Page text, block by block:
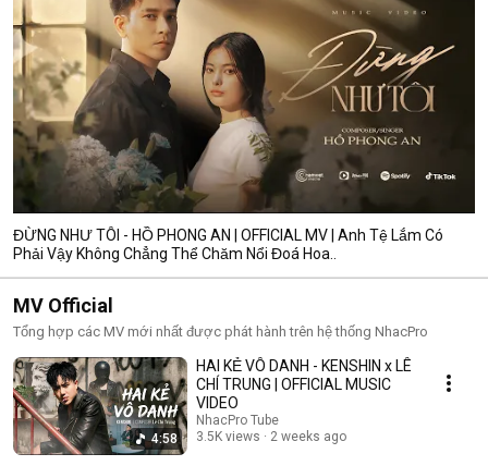
ĐỪNG NHƯ TÔI - HỒ PHONG AN | OFFICIAL MV | Anh Tệ Lắm Có
Phải Vậy Không Chẳng Thể Chăm Nổi Đoá Hoa..
MV Official
Tổng hợp các MV mới nhất được phát hành trên hệ thống NhacPro
4:58
HAI KẺ VÔ DANH - KENSHIN x LÊ
CHÍ TRUNG | OFFICIAL MUSIC
VIDEO
NhacPro Tube
3.5K views
2 weeks ago